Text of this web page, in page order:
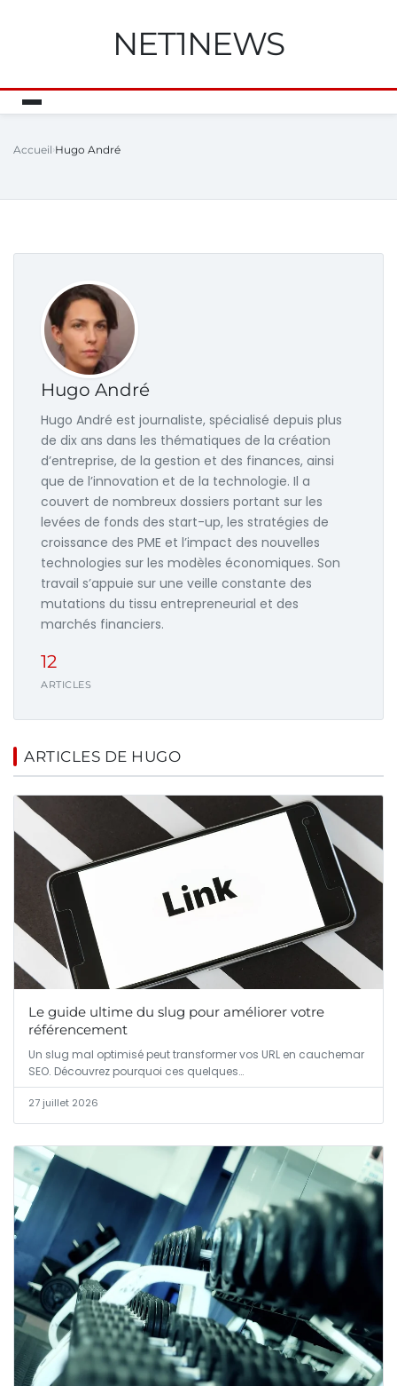
NET1NEWS
Accueil Hugo André
Hugo André
Hugo André est journaliste, spécialisé depuis plus
de dix ans dans les thématiques de la création
d’entreprise, de la gestion et des finances, ainsi
que de l’innovation et de la technologie. Il a
couvert de nombreux dossiers portant sur les
levées de fonds des start-up, les stratégies de
croissance des PME et l’impact des nouvelles
technologies sur les modèles économiques. Son
travail s’appuie sur une veille constante des
mutations du tissu entrepreneurial et des
marchés financiers.
12
ARTICLES
ARTICLES DE HUGO
Le guide ultime du slug pour améliorer votre
référencement
Un slug mal optimisé peut transformer vos URL en cauchemar
SEO. Découvrez pourquoi ces quelques…
27 juillet 2026